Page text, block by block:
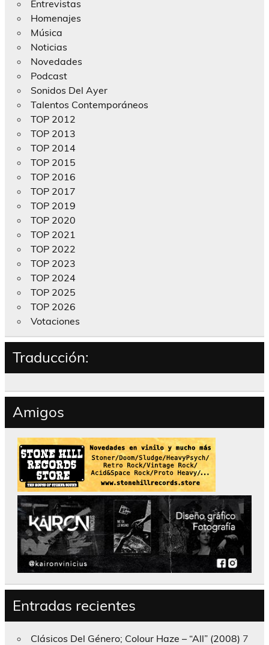
Entrevistas
Homenajes
Música
Noticias
Novedades
Podcast
Sonidos Del Ayer
Talentos Contemporáneos
TOP 2012
TOP 2013
TOP 2014
TOP 2015
TOP 2016
TOP 2017
TOP 2019
TOP 2020
TOP 2021
TOP 2022
TOP 2023
TOP 2024
TOP 2025
TOP 2026
Votaciones
Traducción:
Amigos
Entradas recientes
Clásicos Del Género; Colour Haze – “All” (2008) 7